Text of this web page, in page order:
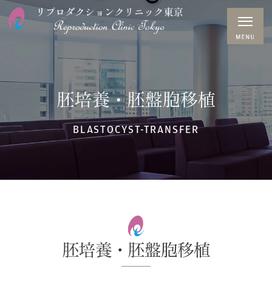
胚培養・胚盤胞移植
BLASTOCYST-TRANSFER
胚培養・胚盤胞移植